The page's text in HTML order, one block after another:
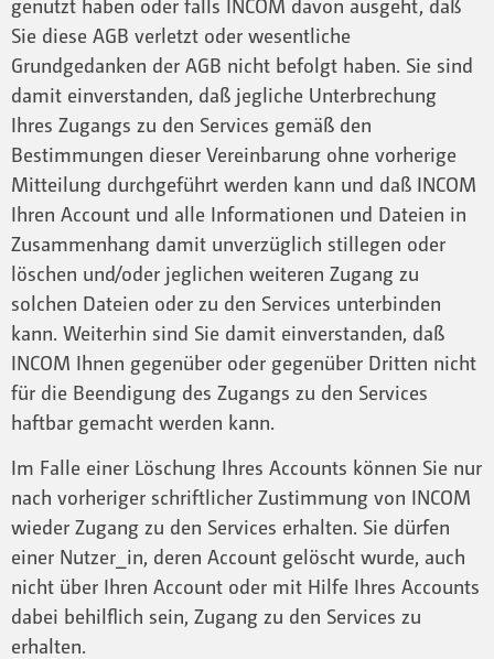
genutzt haben oder falls INCOM davon ausgeht, daß
Sie diese AGB verletzt oder wesentliche
Grundgedanken der AGB nicht befolgt haben. Sie sind
damit einverstanden, daß jegliche Unterbrechung
Ihres Zugangs zu den Services gemäß den
Bestimmungen dieser Vereinbarung ohne vorherige
Mitteilung durchgeführt werden kann und daß INCOM
Ihren Account und alle Informationen und Dateien in
Zusammenhang damit unverzüglich stillegen oder
löschen und/oder jeglichen weiteren Zugang zu
solchen Dateien oder zu den Services unterbinden
kann. Weiterhin sind Sie damit einverstanden, daß
INCOM Ihnen gegenüber oder gegenüber Dritten nicht
für die Beendigung des Zugangs zu den Services
haftbar gemacht werden kann.
Im Falle einer Löschung Ihres Accounts können Sie nur
nach vorheriger schriftlicher Zustimmung von INCOM
wieder Zugang zu den Services erhalten. Sie dürfen
einer Nutzer_in, deren Account gelöscht wurde, auch
nicht über Ihren Account oder mit Hilfe Ihres Accounts
dabei behilflich sein, Zugang zu den Services zu
erhalten.